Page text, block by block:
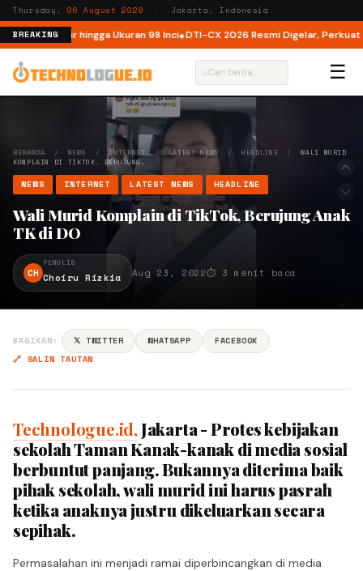
Thursday,06 August 2026 · Jakarta, Indonesia
BREAKING
Kini Hadir hingga Ukuran 98 Inci DTI-CX 2026 Resmi Digelar, Perkuat
⌕ ☰
BERANDA / NEWS /INTERNET / LATEST NEWS /HEADLINE /WALI MURID
KOMPLAIN DI TIKTOK, BERUJUNG…
NEWS INTERNET LATEST NEWS HEADLINE
Wali Murid Komplain di TikTok, Berujung Anak
TK di DO
CH
PENULIS
Choiru Rizkia Aug 23, 2022⏱ 3 menit baca
BAGIKAN: 𝕏 TWITTER WHATSAPP
FACEBOOK
🔗 SALIN TAUTAN
Technologue.id,Jakarta - Protes kebijakan
sekolah Taman Kanak-kanak di media sosial
berbuntut panjang. Bukannya diterima baik
pihak sekolah, wali murid ini harus pasrah
ketika anaknya justru dikeluarkan secara
sepihak.
Permasalahan ini menjadi ramai diperbincangkan di media